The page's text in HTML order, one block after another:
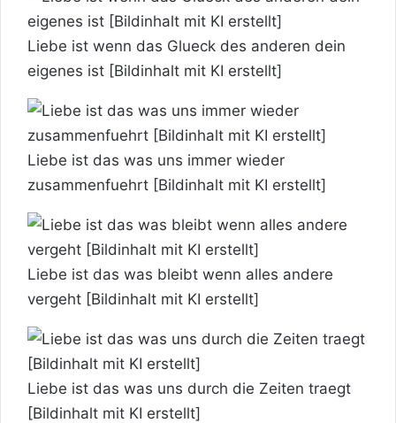
Liebe ist wenn das Glueck des anderen dein
eigenes ist [Bildinhalt mit KI erstellt]
Liebe ist das was uns immer wieder
zusammenfuehrt [Bildinhalt mit KI erstellt]
Liebe ist das was bleibt wenn alles andere
vergeht [Bildinhalt mit KI erstellt]
Liebe ist das was uns durch die Zeiten traegt
[Bildinhalt mit KI erstellt]